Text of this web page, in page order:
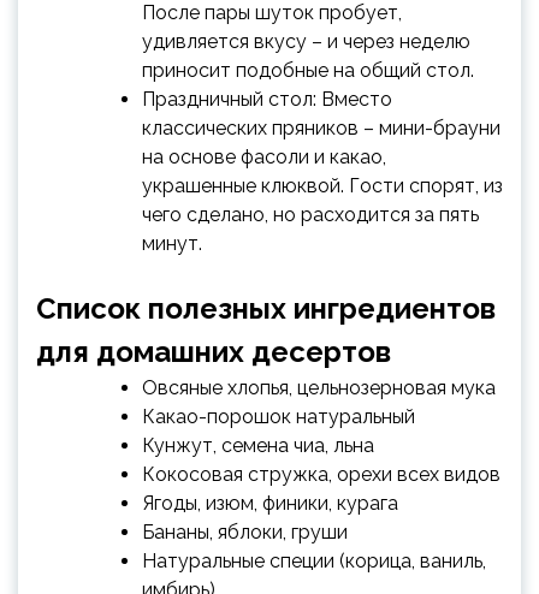
После пары шуток пробует,
удивляется вкусу – и через неделю
приносит подобные на общий стол.
Праздничный стол: Вместо
классических пряников – мини-брауни
на основе фасоли и какао,
украшенные клюквой. Гости спорят, из
чего сделано, но расходится за пять
минут.
Список полезных ингредиентов
для домашних десертов
Овсяные хлопья, цельнозерновая мука
Какао-порошок натуральный
Кунжут, семена чиа, льна
Кокосовая стружка, орехи всех видов
Ягоды, изюм, финики, курага
Бананы, яблоки, груши
Натуральные специи (корица, ваниль,